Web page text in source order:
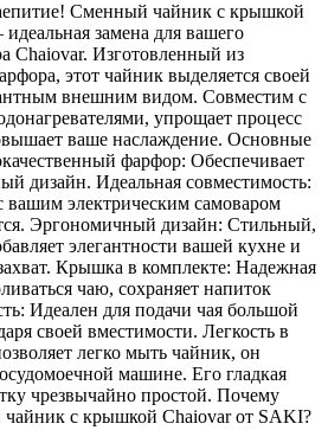
Сменный чайник с крышкой
замена для вашего
Chaiovar. Изготовленный из
этот чайник выделяется своей
внешним видом. Совместим с
упрощает процесс
ваше наслаждение. Основные
фарфор: Обеспечивает
дизайн. Идеальная совместимость:
электрическим самоваром
Эргономичный дизайн: Стильный,
элегантности вашей кухне и
Крышка в комплекте: Надежная
чаю, сохраняет напиток
Идеален для подачи чая большой
своей вместимости. Легкость в
легко мыть чайник, он
машине. Его гладкая
чрезвычайно простой. Почему
чайник с крышкой Chaiovar от SAKI?